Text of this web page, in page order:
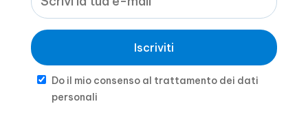
Iscriviti
Do il mio consenso al trattamento dei dati
personali